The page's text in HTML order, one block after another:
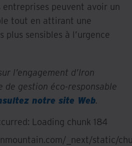
peuvent avoir un
tout en attirant une
sensibles à l’urgence
l’engagement d’Iron
de gestion éco-responsable
notre site Web.
Loading chunk 184
_next/static/